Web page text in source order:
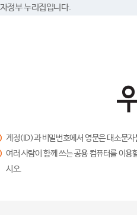
정부 누리집입니다.
계정(ID)과 비밀번호에서 영문은 대소문
여러 사람이 함께 쓰는 공용 컴퓨터를 이
시오.